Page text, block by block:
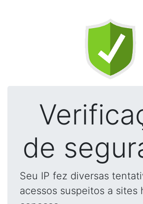
de
Seu IP fez diversas
acessos suspeitos a sites